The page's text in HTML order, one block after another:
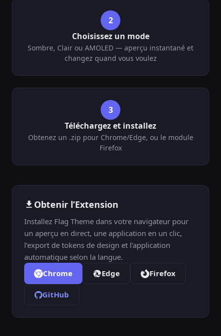
2
Choisissez un mode
Sombre, Clair ou AMOLED — aperçu instantané et
changez quand vous voulez
3
Téléchargez et installez
Obtenez un .zip pour Chrome/Edge, ou le module
Firefox
Obtenir l’Extension
Installez Flag Theme dans votre navigateur pour
un aperçu en direct, une application en un clic,
l’export de tokens de design et l’application
automatique selon la langue.
Chrome
Edge Firefox
GitHub